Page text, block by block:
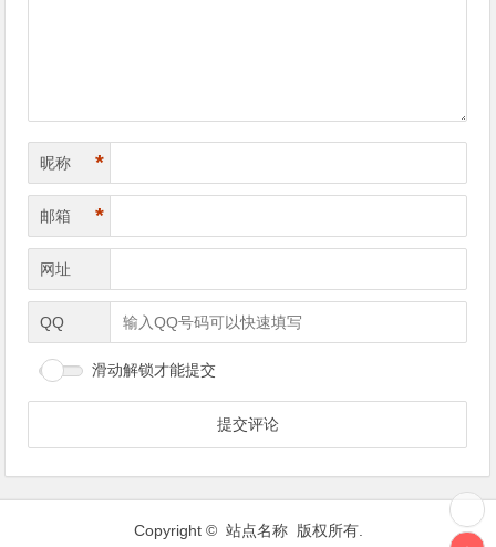
昵称 *
邮箱 *
网址
QQ
滑动解锁才能提交
Copyright © 站点名称 版权所有.